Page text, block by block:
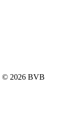
© 2026 BVB